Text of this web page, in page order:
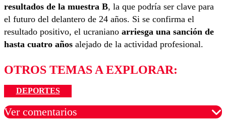
resultados de la muestra B, la que podría ser clave para
el futuro del delantero de 24 años. Si se confirma el
resultado positivo, el ucraniano arriesga una sanción de
hasta cuatro años alejado de la actividad profesional.
OTROS TEMAS A EXPLORAR:
DEPORTES
Ver comentarios